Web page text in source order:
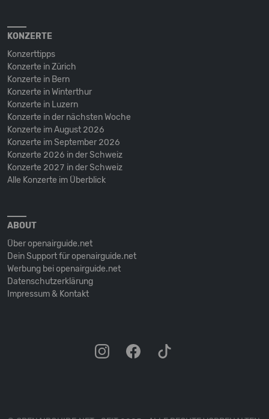
KONZERTE
Konzerttipps
Konzerte in Zürich
Konzerte in Bern
Konzerte in Winterthur
Konzerte in Luzern
Konzerte in der nächsten Woche
Konzerte im August 2026
Konzerte im September 2026
Konzerte 2026 in der Schweiz
Konzerte 2027 in der Schweiz
Alle Konzerte im Überblick
ABOUT
Über openairguide.net
Dein Support für openairguide.net
Werbung bei openairguide.net
Datenschutz­erklärung
Impressum & Kontakt